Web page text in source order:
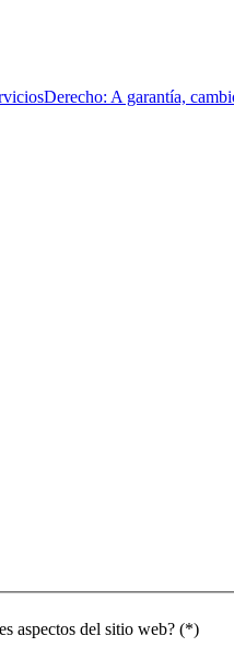
Derecho: A garantía,
aspectos del sitio web? (*)